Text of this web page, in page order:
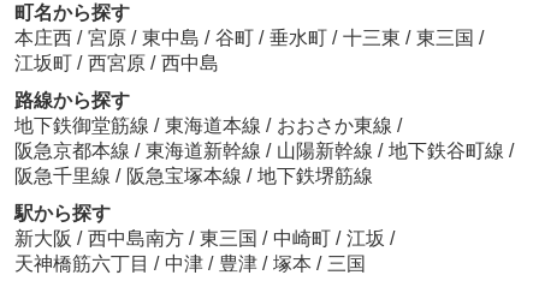
町名から探す
本庄西 / 宮原 / 東中島 / 谷町 / 垂水町 / 十三東 / 東三国 /
江坂町 / 西宮原 / 西中島
路線から探す
地下鉄御堂筋線 / 東海道本線 / おおさか東線 /
阪急京都本線 / 東海道新幹線 / 山陽新幹線 / 地下鉄谷町線 /
阪急千里線 / 阪急宝塚本線 / 地下鉄堺筋線
駅から探す
新大阪 / 西中島南方 / 東三国 / 中崎町 / 江坂 /
天神橋筋六丁目 / 中津 / 豊津 / 塚本 / 三国